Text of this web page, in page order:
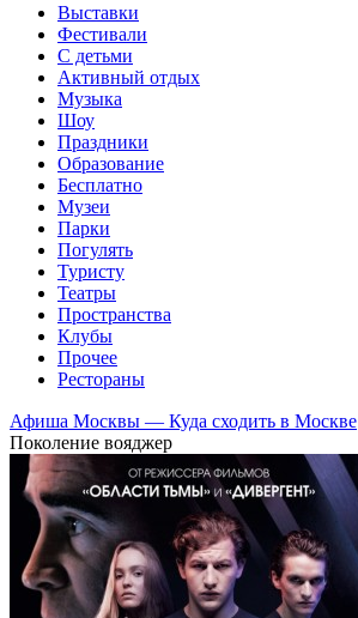
Выставки
Фестивали
С детьми
Активный отдых
Музыка
Шоу
Праздники
Образование
Бесплатно
Музеи
Парки
Погулять
Туристу
Театры
Пространства
Клубы
Прочее
Рестораны
Афиша Москвы — Куда сходить в Москве
Поколение вояджер